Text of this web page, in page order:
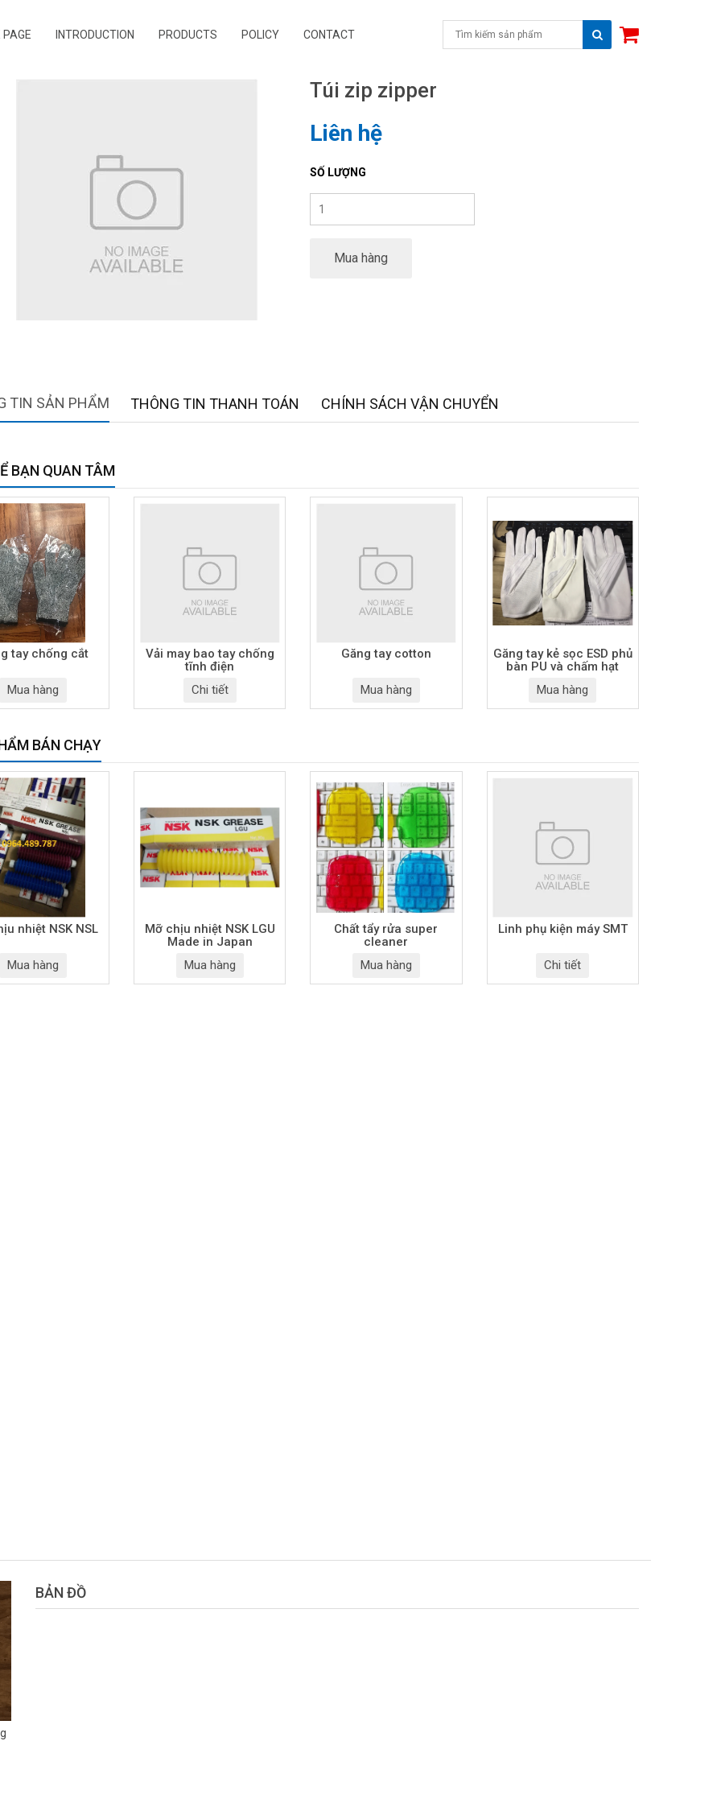
PAGE INTRODUCTION PRODUCTS POLICY CONTACT
Túi zip zipper
Liên hệ
SỐ LƯỢNG
Mua hàng
TIN SẢN PHẨM THÔNG TIN THANH TOÁN CHÍNH SÁCH VẬN CHUYỂN
BẠN QUAN TÂM
tay chống cắt
Mua hàng
Vải may bao tay chống
tĩnh điện
Chi tiết
Găng tay cotton
Mua hàng
Găng tay kẻ sọc ESD phủ
bàn PU và chấm hạt
Mua hàng
BÁN CHẠY
nhiệt NSK NSL
Mua hàng
Mỡ chịu nhiệt NSK LGU
Made in Japan
Mua hàng
Chất tẩy rửa super
cleaner
Mua hàng
Linh phụ kiện máy SMT
Chi tiết
BẢN ĐỒ